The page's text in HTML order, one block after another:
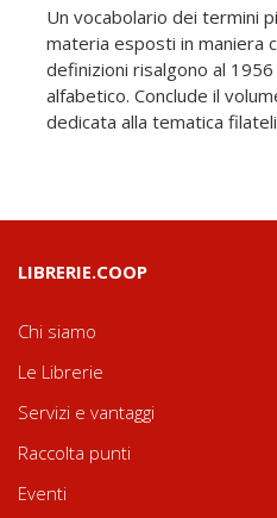
Un vocabolario dei termini
materia esposti in maniera
definizioni risalgono al
alfabetico. Conclude il
dedicata alla tematica
LIBRERIE.COOP
Chi siamo
Le Librerie
Servizi e vantaggi
Raccolta punti
Eventi